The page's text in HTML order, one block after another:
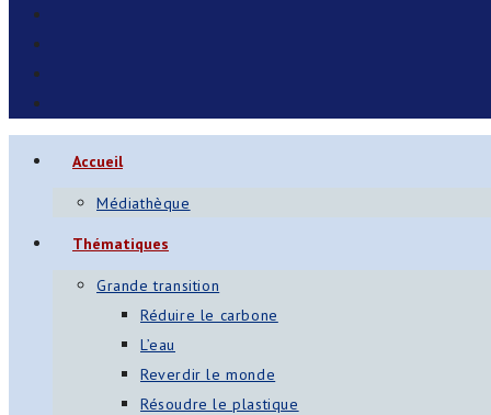
Accueil
Médiathèque
Thématiques
Grande transition
Réduire le carbone
L’eau
Reverdir le monde
Résoudre le plastique